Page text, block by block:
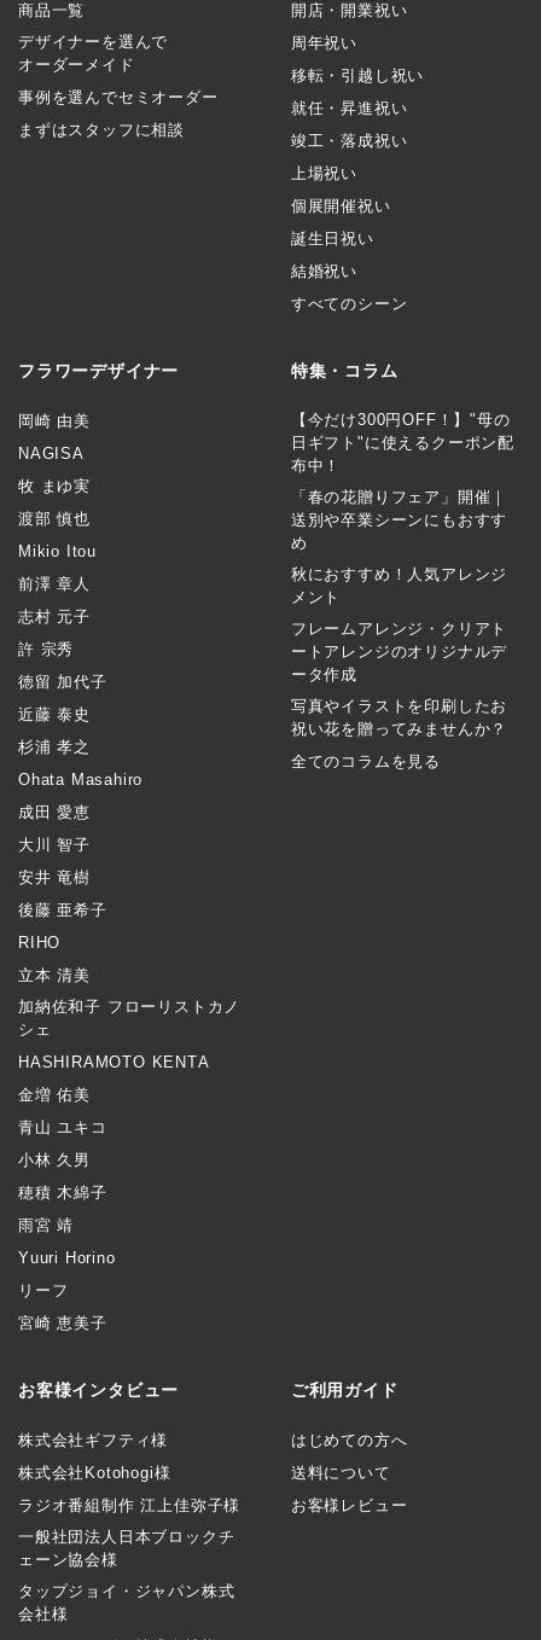
商品一覧
デザイナーを選んで
オーダーメイド
事例を選んでセミオーダー
まずはスタッフに相談
開店・開業祝い
周年祝い
移転・引越し祝い
就任・昇進祝い
竣工・落成祝い
上場祝い
個展開催祝い
誕生日祝い
結婚祝い
すべてのシーン
フラワーデザイナー
岡崎 由美
NAGISA
牧 まゆ実
渡部 慎也
Mikio Itou
前澤 章人
志村 元子
許 宗秀
徳留 加代子
近藤 泰史
杉浦 孝之
Ohata Masahiro
成田 愛恵
大川 智子
安井 竜樹
後藤 亜希子
RIHO
立本 清美
加納佐和子 フローリストカノ
シェ
HASHIRAMOTO KENTA
金増 佑美
青山 ユキコ
小林 久男
穂積 木綿子
雨宮 靖
Yuuri Horino
リーフ
宮崎 恵美子
特集・コラム
【今だけ300円OFF！】"母の
日ギフト"に使えるクーポン配
布中！
「春の花贈りフェア」開催｜
送別や卒業シーンにもおすす
め
秋におすすめ！人気アレンジ
メント
フレームアレンジ・クリアト
ートアレンジのオリジナルデ
ータ作成
写真やイラストを印刷したお
祝い花を贈ってみませんか？
全てのコラムを見る
お客様インタビュー
株式会社ギフティ様
株式会社Kotohogi様
ラジオ番組制作 江上佳弥子様
一般社団法人日本ブロックチ
ェーン協会様
タップジョイ・ジャパン株式
会社様
ご利用ガイド
はじめての方へ
送料について
お客様レビュー